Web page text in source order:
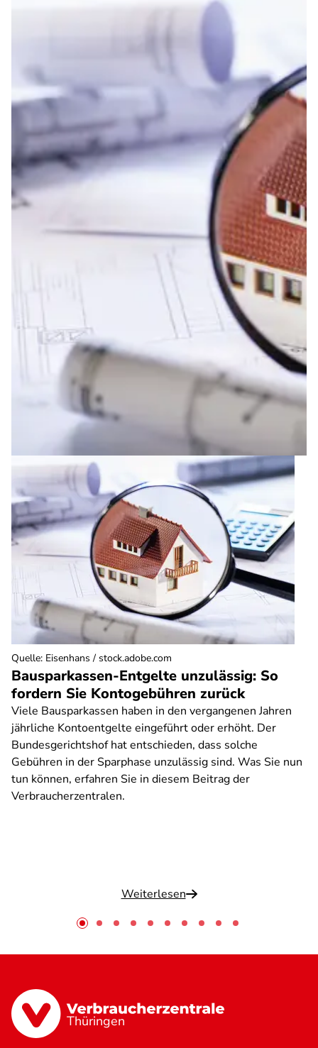
Bausparkassen-Entgelte unzulässig: So
fordern Sie Kontogebühren zurück
Viele Bausparkassen haben in den vergangenen Jahren
jährliche Kontoentgelte eingeführt oder erhöht. Der
Bundesgerichtshof hat entschieden, dass solche
Gebühren in der Sparphase unzulässig sind. Was Sie nun
tun können, erfahren Sie in diesem Beitrag der
Verbraucherzentralen.
Weiterlesen
Quelle: Eisenhans / stock.adobe.com
Thüringen